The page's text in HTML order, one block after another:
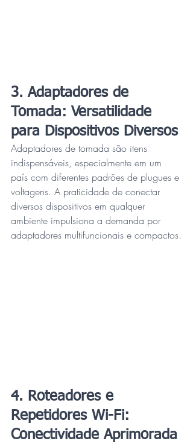
3. Adaptadores de
Tomada: Versatilidade
para Dispositivos Diversos
Adaptadores de tomada são itens
indispensáveis, especialmente em um
país com diferentes padrões de plugues e
voltagens. A praticidade de conectar
diversos dispositivos em qualquer
ambiente impulsiona a demanda por
adaptadores multifuncionais e compactos.
4. Roteadores e
Repetidores Wi-Fi:
Conectividade Aprimorada